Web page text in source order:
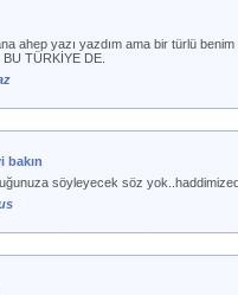
ahep yazı yazdım ama bir türlü
TÜRKİYE DE.
bakın
söyleyecek söz